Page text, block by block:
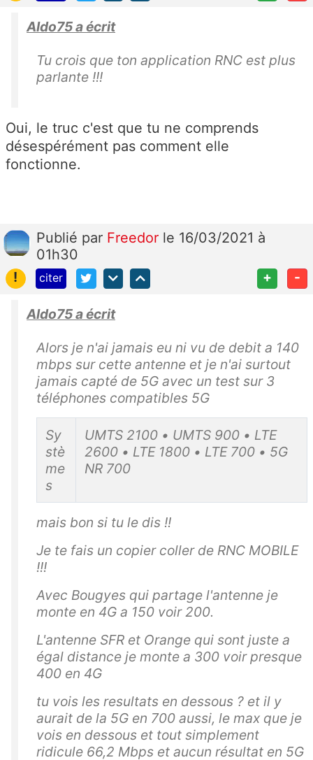
Aldo75 a écrit
Tu crois que ton application RNC est plus
parlante !!!
Oui, le truc c'est que tu ne comprends
désespérément pas comment elle
fonctionne.
Publié par Freedor le 16/03/2021 à
01h30
!
citer + -
Aldo75 a écrit
Alors je n'ai jamais eu ni vu de debit a 140
mbps sur cette antenne et je n'ai surtout
jamais capté de 5G avec un test sur 3
téléphones compatibles 5G
Sy
stè
me
s
UMTS 2100 • UMTS 900 • LTE
2600 • LTE 1800 • LTE 700 • 5G
NR 700
mais bon si tu le dis !!
Je te fais un copier coller de RNC MOBILE
!!!
Avec Bougyes qui partage l'antenne je
monte en 4G a 150 voir 200.
L'antenne SFR et Orange qui sont juste a
égal distance je monte a 300 voir presque
400 en 4G
tu vois les resultats en dessous ? et il y
aurait de la 5G en 700 aussi, le max que je
vois en dessous et tout simplement
ridicule 66,2 Mbps et aucun résultat en 5G